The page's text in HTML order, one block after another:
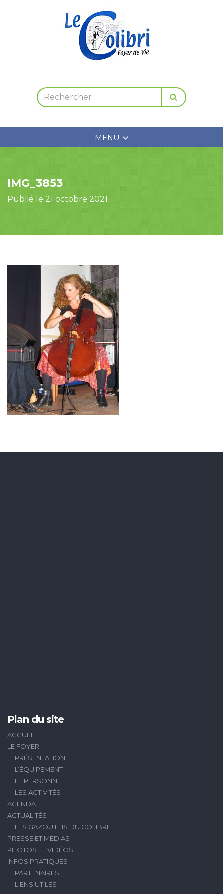
MENU
IMG_3853
Publié le 21 octobre 2021
Plan du site
ACCUEIL
LE FOYER
PRÉSENTATION
L’ÉQUIPEMENT
LE PERSONNEL
LES ACTIVITÉS
AGENDA
ACTUALITÉS
LES GAZOUILLIS DU COLIBRI
PRESSE ET MÉDIAS
PHOTOS ET VIDÉOS
INFOS PRATIQUES
PARTENAIRES
LIENS UTILES